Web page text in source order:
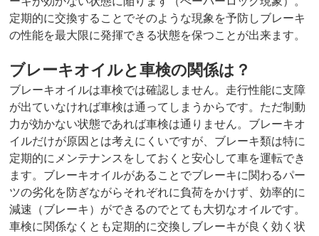
定期的に交換することでそのような現象を予防しブレーキ
の性能を最大限に発揮できる状態を保つことが出来ます。
ブレーキオイルと車検の関係は？
ブレーキオイルは車検では確認しません。走行性能に支障
が出ていなければ車検は通ってしまうからです。ただ制動
力が効かない状態であれば車検は通りません。ブレーキオ
イルだけが原因とは考えにくいですが、ブレーキ類は特に
定期的にメンテナンスをしておくと安心して車を運転でき
ます。ブレーキオイルがあることでブレーキに関わるパー
ツの劣化を防ぎながらそれぞれに負荷をかけず、効率的に
減速（ブレーキ）ができるのでとても大切なオイルです。
車検に関係なくとも定期的に交換しブレーキが良く効く状